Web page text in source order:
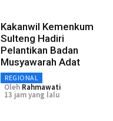
Kakanwil Kemenkum
Sulteng Hadiri
Pelantikan Badan
Musyawarah Adat
REGIONAL
Oleh Rahmawati
13 jam yang lalu